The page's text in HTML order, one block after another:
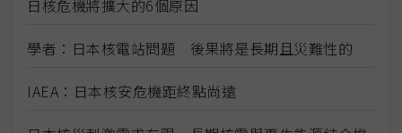
日核危機將擴大的6個原因
學者：日本核電站問題 後果將是長期且災難性的
IAEA：日本核安危機距終點尚遠